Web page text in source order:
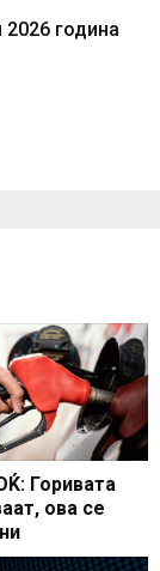
година
Горивата
ова се